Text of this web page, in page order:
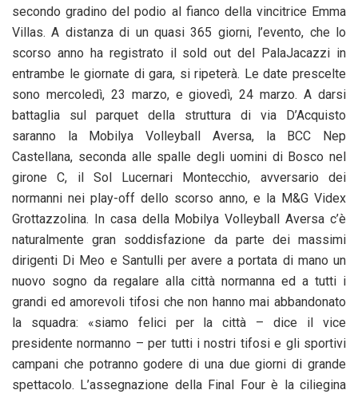
secondo gradino del podio al fianco della vincitrice Emma
Villas. A distanza di un quasi 365 giorni, l’evento, che lo
scorso anno ha registrato il sold out del PalaJacazzi in
entrambe le giornate di gara, si ripeterà. Le date prescelte
sono mercoledì, 23 marzo, e giovedì, 24 marzo. A darsi
battaglia sul parquet della struttura di via D’Acquisto
saranno la Mobilya Volleyball Aversa, la BCC Nep
Castellana, seconda alle spalle degli uomini di Bosco nel
girone C, il Sol Lucernari Montecchio, avversario dei
normanni nei play-off dello scorso anno, e la M&G Videx
Grottazzolina. In casa della Mobilya Volleyball Aversa c’è
naturalmente gran soddisfazione da parte dei massimi
dirigenti Di Meo e Santulli per avere a portata di mano un
nuovo sogno da regalare alla città normanna ed a tutti i
grandi ed amorevoli tifosi che non hanno mai abbandonato
la squadra: «siamo felici per la città – dice il vice
presidente normanno – per tutti i nostri tifosi e gli sportivi
campani che potranno godere di una due giorni di grande
spettacolo. L’assegnazione della Final Four è la ciliegina